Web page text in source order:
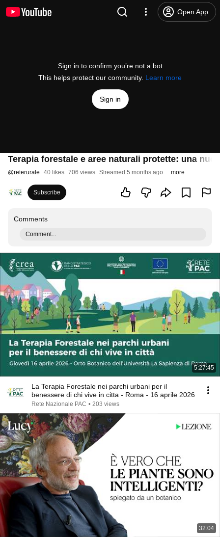
Open App
Sign in to confirm you’re not a bot
This helps protect our community. Learn more
Sign in
Terapia forestale e aree naturali protette: una
@reterurale 40 likes 706 views Streamed 5 months ago more
Subscribe
Comments
Comment...
5:27:45
La Terapia Forestale nei parchi urbani per il
benessere di chi vive in citta - Roma - 16 aprile 2026
Rete Nazionale PAC • 203 views
32:04